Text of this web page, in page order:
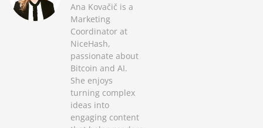
Ana Kovačič is a
Marketing
Coordinator at
NiceHash,
passionate about
Bitcoin and AI.
She enjoys
turning complex
ideas into
engaging content